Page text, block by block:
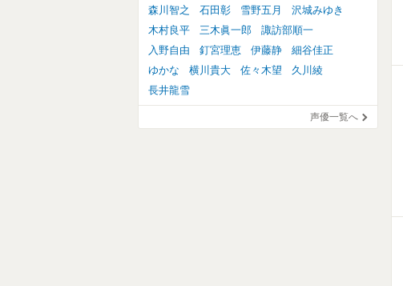
森川智之
石田彰 雪野五月
沢城みゆき
木村良平
三木眞一郎
諏訪部順一
入野自由
釘宮理恵 伊藤静
細谷佳正
ゆかな
横川貴大 佐々木望
久川綾
長井龍雪
声優一覧へ